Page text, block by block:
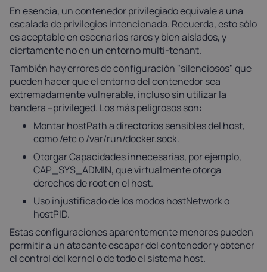
En esencia, un contenedor privilegiado equivale a una
escalada de privilegios intencionada. Recuerda, esto sólo
es aceptable en escenarios raros y bien aislados, y
ciertamente no en un entorno multi-tenant.
También hay errores de configuración "silenciosos" que
pueden hacer que el entorno del contenedor sea
extremadamente vulnerable, incluso sin utilizar la
bandera --privileged. Los más peligrosos son:
Montar hostPath a directorios sensibles del host,
como /etc o /var/run/docker.sock.
Otorgar Capacidades innecesarias, por ejemplo,
CAP_SYS_ADMIN, que virtualmente otorga
derechos de root en el host.
Uso injustificado de los modos hostNetwork o
hostPID.
Estas configuraciones aparentemente menores pueden
permitir a un atacante escapar del contenedor y obtener
el control del kernel o de todo el sistema host.